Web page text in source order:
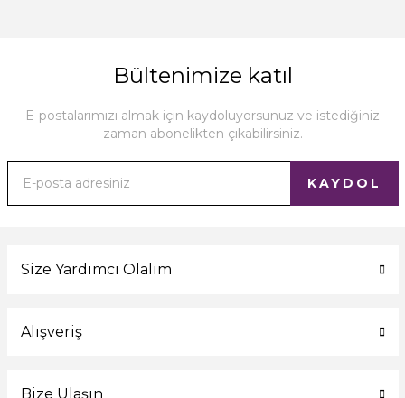
Bültenimize katıl
E-postalarımızı almak için kaydoluyorsunuz ve istediğiniz
zaman abonelikten çıkabilirsiniz.
KAYDOL
Size Yardımcı Olalım
Alışveriş
Bize Ulaşın